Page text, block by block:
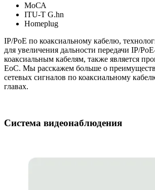
МоСА
ITU-T G.hn
Homeplug
IP/PoE по коаксиальному кабелю,
для увеличения дальности передачи IP/
коаксиальным кабелям, также является
EoC. Мы расскажем больше о
сетевых сигналов по коаксиальному
главах.
Система видеонаблюдения